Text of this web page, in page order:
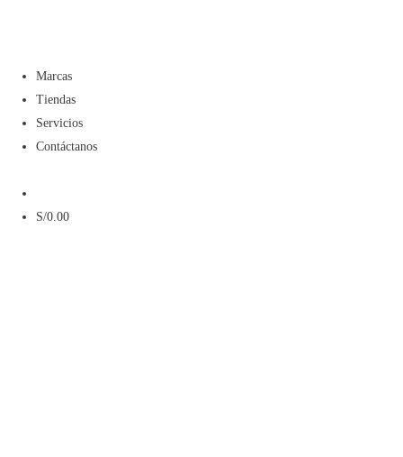
Menú
Marcas
Tiendas
Servicios
Contáctanos
Menú
S/0.00